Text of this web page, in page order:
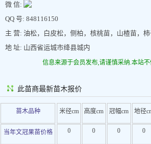
微 信:
QQ 号: 848116150
主 营: 油松，白皮松，侧柏，核桃苗，山楂苗，
地 址: 山西省运城市绛县城内
信息来源于会员发布,请谨慎采纳.本站
此苗商最新苗木报价
苗木品种 米径cm 高度cm 冠幅cm 地径
当年文冠果苗价格 0 0 0 0